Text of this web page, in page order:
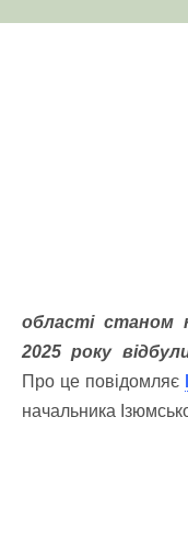
області станом
2025 року
Про це повідомляє
начальника